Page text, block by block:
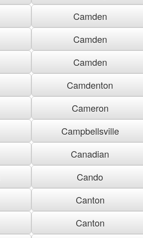
Camden
Camden
Camden
Camdenton
Cameron
Campbellsville
Canadian
Cando
Canton
Canton